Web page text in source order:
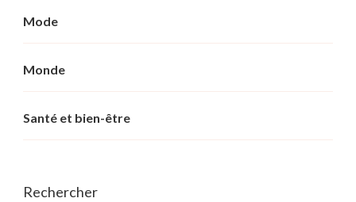
Mode
Monde
Santé et bien-être
Rechercher